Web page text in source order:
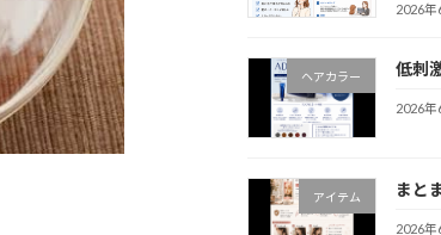
2026年
ヘアカラー 低刺
2026年
アイテム まと
2026年